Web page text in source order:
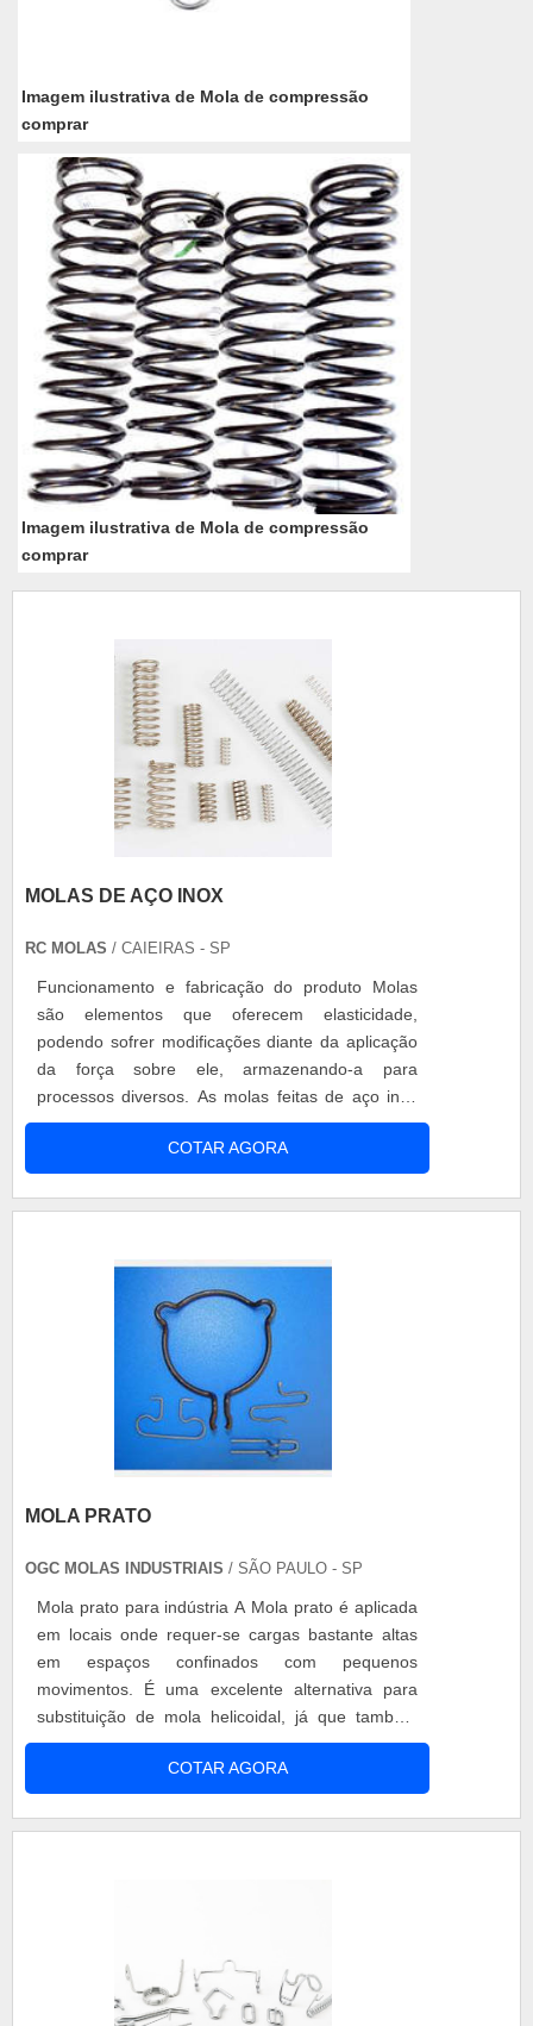
Imagem ilustrativa de Mola de compressão
comprar
Imagem ilustrativa de Mola de compressão
comprar
MOLAS DE AÇO INOX
RC MOLAS / CAIEIRAS - SP
Funcionamento e fabricação do produto Molas
são elementos que oferecem elasticidade,
podendo sofrer modificações diante da aplicação
da força sobre ele, armazenando-a para
processos diversos. As molas feitas de aço inox
apresenta soluções muito resistentes que são
utilizadas principalmente nas indústrias
petroquímicas e petrolíferas, por ter seu grande
COTAR AGORA
MOLA PRATO
OGC MOLAS INDUSTRIAIS / SÃO PAULO - SP
Mola prato para indústria A Mola prato é aplicada
em locais onde requer-se cargas bastante altas
em espaços confinados com pequenos
movimentos. É uma excelente alternativa para
substituição de mola helicoidal, já que também
atende aos padrões de funcionamento no
conjuntos de freio válvulas, tubulações,
COTAR AGORA